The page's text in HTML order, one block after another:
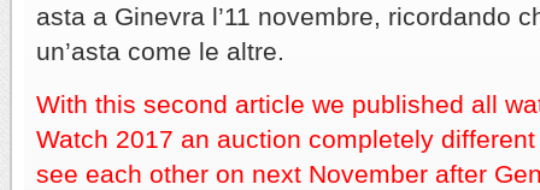
asta a Ginevra l’11 novembre, ricordando
un’asta come le altre.
With this second article we published all
Watch 2017 an auction completely
see each other on next November after